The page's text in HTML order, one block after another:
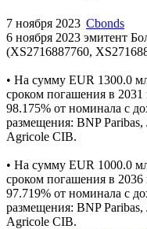
7 ноября 2023 Cbonds
6 ноября 2023 эмитент
(XS2716887760,
• На сумму EUR 1300.0
сроком погашения в
98.175% от номинала с
размещения: BNP
Agricole CIB.
• На сумму EUR 1000.0
сроком погашения в
97.719% от номинала с
размещения: BNP
Agricole CIB.